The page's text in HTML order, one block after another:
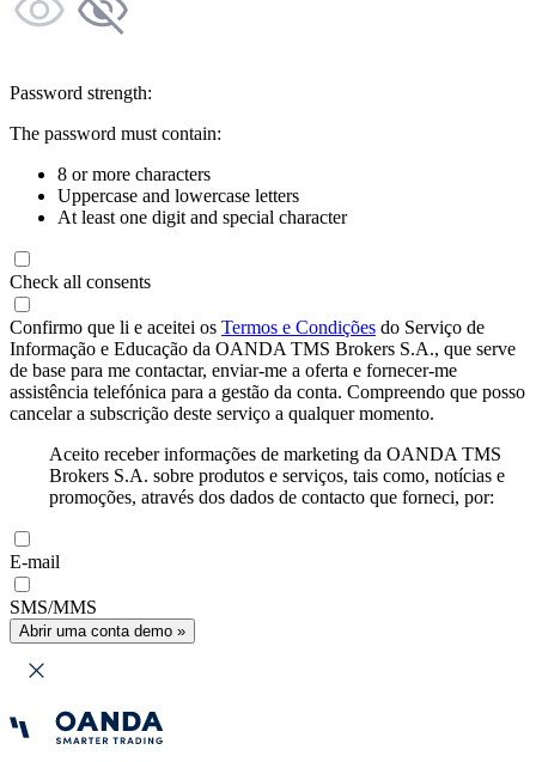
Password strength:
The password must contain:
8 or more characters
Uppercase and lowercase letters
At least one digit and special character
Check all consents
Confirmo que li e aceitei os Termos e Condições do Serviço de
Informação e Educação da OANDA TMS Brokers S.A., que serve
de base para me contactar, enviar-me a oferta e fornecer-me
assistência telefónica para a gestão da conta. Compreendo que posso
cancelar a subscrição deste serviço a qualquer momento.
Aceito receber informações de marketing da OANDA TMS
Brokers S.A. sobre produtos e serviços, tais como, notícias e
promoções, através dos dados de contacto que forneci, por:
E-mail
SMS/MMS
Abrir uma conta demo »